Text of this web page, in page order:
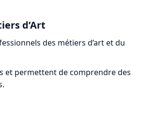
d’Art
des métiers d’art et du
et permettent de comprendre des